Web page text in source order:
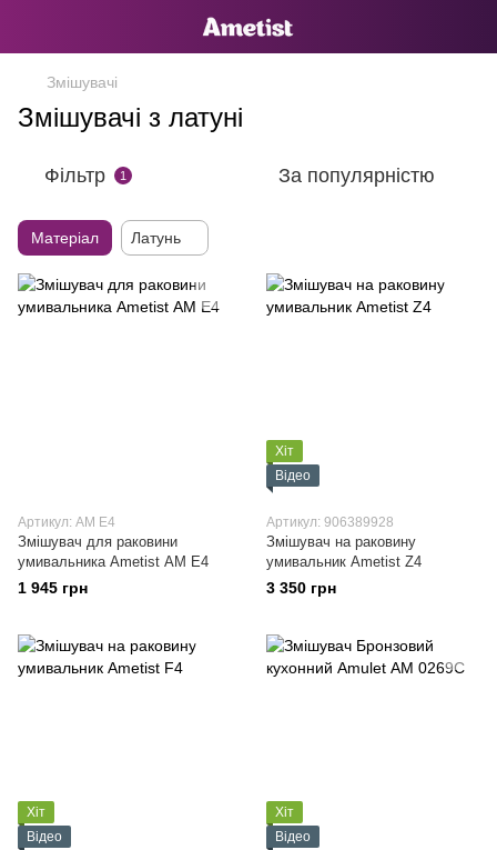
Змішувачі
Змішувачі з латуні
Фільтр 1 За популярністю
Матеріал Латунь
Артикул: AM E4
Змішувач для раковини
умивальника Ametist АМ E4
1 945 грн
Хіт
Відео
Артикул: 906389928
Змішувач на раковину
умивальник Ametist Z4
3 350 грн
Хіт
Відео
Хіт
Відео